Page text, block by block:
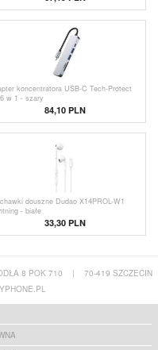
koncentratora USB-C Tech-Protect
w 1 - szary
84,10 PLN
douszne Dudao X14PROL-W1
- białe
33,30 PLN
8 POK 710 |
70-419 SZCZECIN